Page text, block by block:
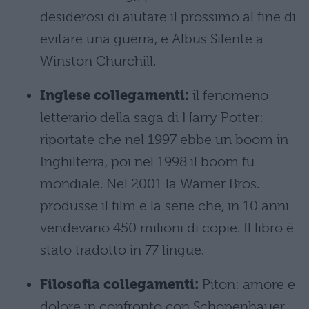
desiderosi di aiutare il prossimo al fine di
evitare una guerra, e Albus Silente a
Winston Churchill.
Inglese collegamenti: il fenomeno
letterario della saga di Harry Potter:
riportate che nel 1997 ebbe un boom in
Inghilterra, poi nel 1998 il boom fu
mondiale. Nel 2001 la Warner Bros.
produsse il film e la serie che, in 10 anni
vendevano 450 milioni di copie. Il libro è
stato tradotto in 77 lingue.
Filosofia collegamenti: Piton: amore e